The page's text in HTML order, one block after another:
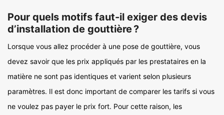
Pour quels motifs faut-il exiger des devis
d’installation de gouttière ?
Lorsque vous allez procéder à une pose de gouttière, vous
devez savoir que les prix appliqués par les prestataires en la
matière ne sont pas identiques et varient selon plusieurs
paramètres. Il est donc important de comparer les tarifs si vous
ne voulez pas payer le prix fort. Pour cette raison, les